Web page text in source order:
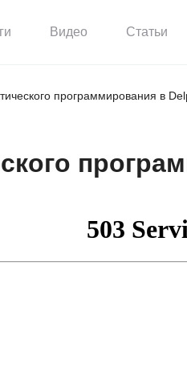
Видео Статьи
программирования в